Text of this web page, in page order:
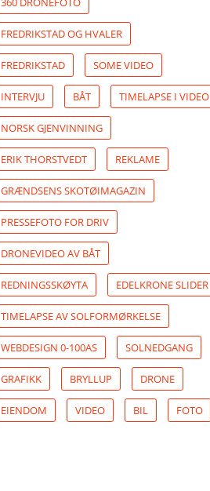
FREDRIKSTAD OG HVALER
FREDRIKSTAD SOME VIDEO
INTERVJU BÅT TIMELAPSE I VIDEO
NORSK GJENVINNING
ERIK THORSTVEDT REKLAME
GRÆNDSENS SKOTØIMAGAZIN
PRESSEFOTO FOR DRIV
DRONEVIDEO AV BÅT
REDNINGSSKØYTA EDELKRONE SLIDER
TIMELAPSE AV SOLFORMØRKELSE
WEBDESIGN 0-100AS SOLNEDGANG
GRAFIKK BRYLLUP DRONE
EIENDOM VIDEO BIL FOTO